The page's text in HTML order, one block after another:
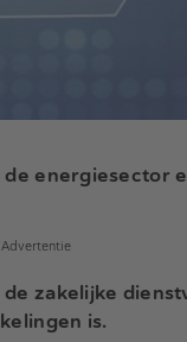
energiesector
Advertentie
zakelijke
is.